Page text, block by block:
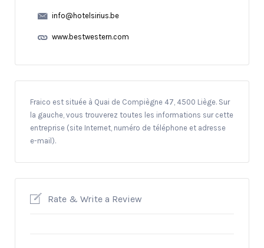
info@hotelsirius.be
www.bestwestern.com
Fraico est située à Quai de Compiègne 47, 4500 Liège. Sur
la gauche, vous trouverez toutes les informations sur cette
entreprise (site Internet, numéro de téléphone et adresse
e-mail).
Rate & Write a Review